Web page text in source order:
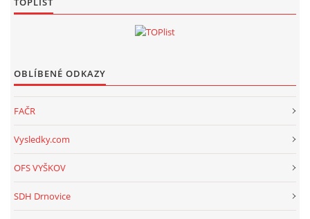
OBLÍBENÉ ODKAZY
FAČR
Vysledky.com
OFS VYŠKOV
SDH Drnovice